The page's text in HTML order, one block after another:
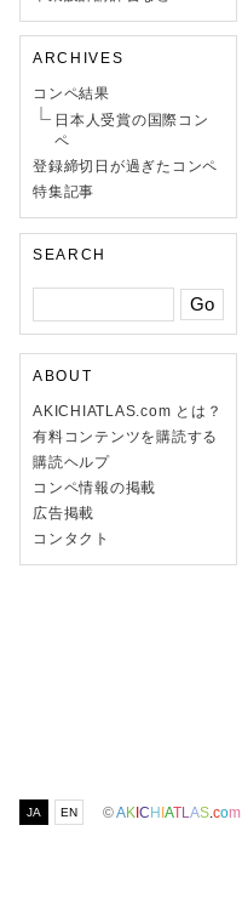
ARCHIVES
コンペ結果
日本人受賞の国際コン
ペ
登録締切日が過ぎたコンペ
特集記事
SEARCH
ABOUT
AKICHIATLAS.com とは？
有料コンテンツを購読する
購読ヘルプ
コンペ情報の掲載
広告掲載
コンタクト
JA EN ©AK C H ATLAS.com